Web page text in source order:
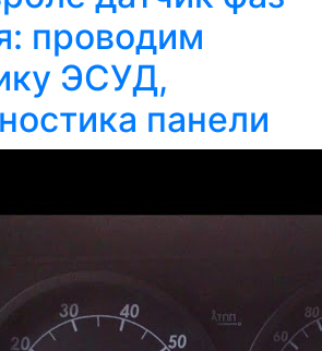
проводим
ЭСУД,
панели